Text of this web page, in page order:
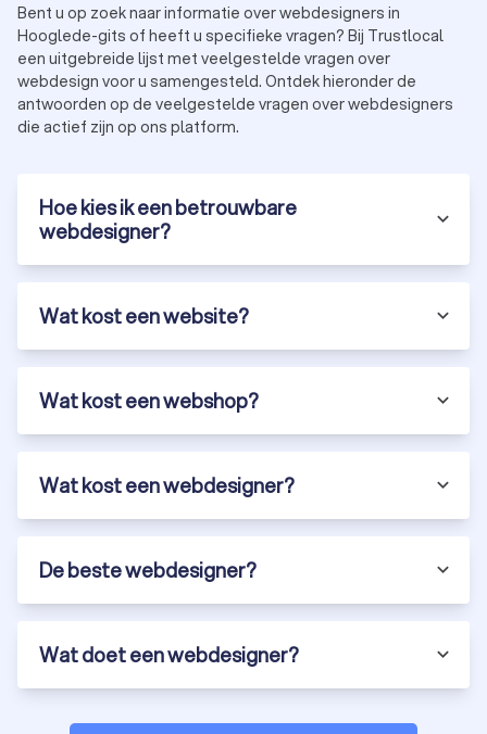
Bent u op zoek naar informatie over webdesigners in
Hooglede-gits of heeft u specifieke vragen? Bij Trustlocal
een uitgebreide lijst met veelgestelde vragen over
webdesign voor u samengesteld. Ontdek hieronder de
antwoorden op de veelgestelde vragen over webdesigners
die actief zijn op ons platform.
Hoe kies ik een betrouwbare
webdesigner?
Wat kost een website?
Wat kost een webshop?
Wat kost een webdesigner?
De beste webdesigner?
Wat doet een webdesigner?